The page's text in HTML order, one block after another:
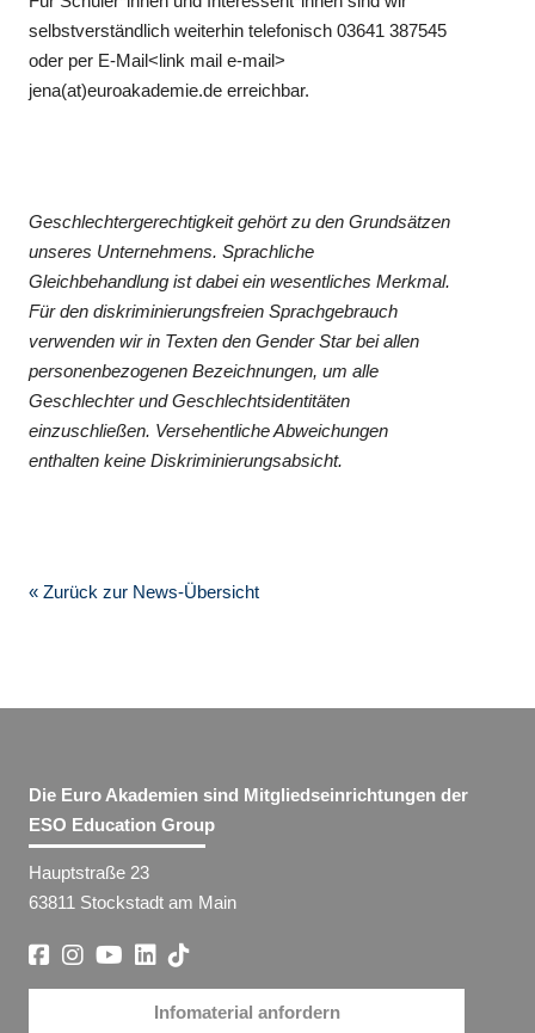
selbstverständlich weiterhin telefonisch 03641 387545
oder per E-Mail<link mail e-mail>
jena(at)euroakademie.de erreichbar.
Geschlechtergerechtigkeit gehört zu den Grundsätzen
unseres Unternehmens. Sprachliche
Gleichbehandlung ist dabei ein wesentliches Merkmal.
Für den diskriminierungsfreien Sprachgebrauch
verwenden wir in Texten den Gender Star bei allen
personenbezogenen Bezeichnungen, um alle
Geschlechter und Geschlechtsidentitäten
einzuschließen. Versehentliche Abweichungen
enthalten keine Diskriminierungsabsicht.
« Zurück zur News-Übersicht
Die Euro Akademien sind Mitgliedseinrichtungen der
ESO Education Group
Hauptstraße 23
63811 Stockstadt am Main
Infomaterial anfordern